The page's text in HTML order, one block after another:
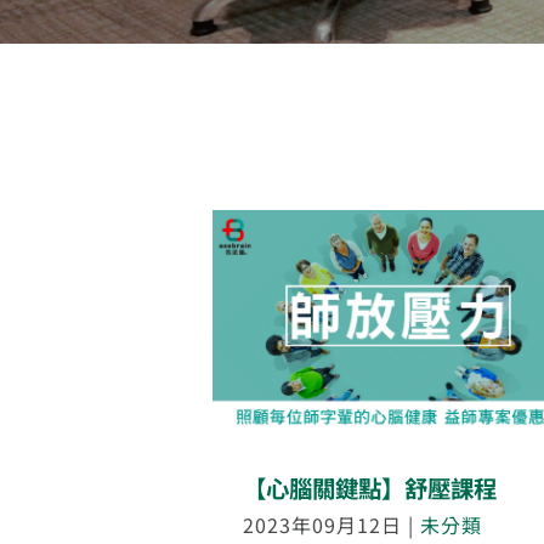
【心腦關鍵點】舒壓課程
2023年09月12日 | 未分類